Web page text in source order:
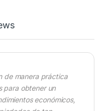
de manera práctica
para obtener un
económicos,